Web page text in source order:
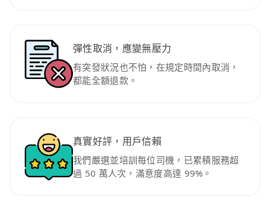
彈性取消，應變無壓力
有突發狀況也不怕，在規定時間內取消，
都能全額退款。
真實好評，用戶信賴
我們嚴選並培訓每位司機，已累積服務超
過 50 萬人次，滿意度高達 99%。